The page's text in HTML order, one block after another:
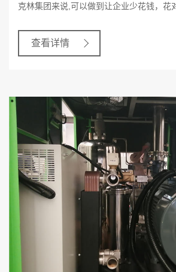
克林集团来说,可以做到让企业少花钱，花
查看详情